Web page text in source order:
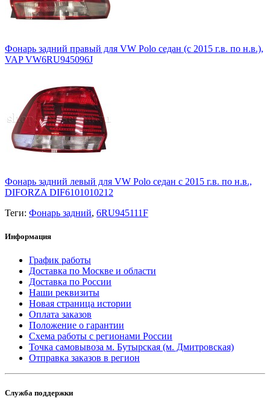
Фонарь задний правый для VW Polo седан (с 2015 г.в. по н.в.),
VAP VW6RU945096J
Фонарь задний левый для VW Polo седан с 2015 г.в. по н.в.,
DIFORZA DIF6101010212
Теги: Фонарь задний, 6RU945111F
Информация
График работы
Доставка по Москве и области
Доставка по России
Наши реквизиты
Новая страница истории
Оплата заказов
Положение о гарантии
Схема работы с регионами России
Точка самовывоза м. Бутырская (м. Дмитровская)
Отправка заказов в регион
Служба поддержки